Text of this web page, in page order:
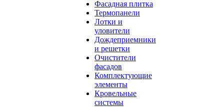
Фасадная плитка
Термопанели
Лотки и
уловители
Дождеприемники
и решетки
Очистители
фасадов
Комплектующие
элементы
Кровельные
системы